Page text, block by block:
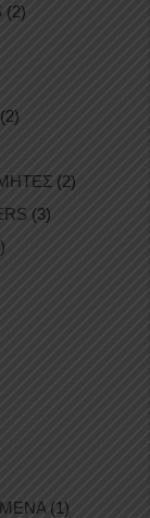
(2)
(2)
(2)
(3)
(1)